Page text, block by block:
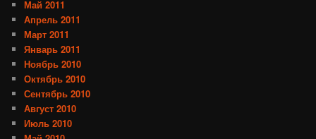
Май 2011
Апрель 2011
Март 2011
Январь 2011
Ноябрь 2010
Октябрь 2010
Сентябрь 2010
Август 2010
Июль 2010